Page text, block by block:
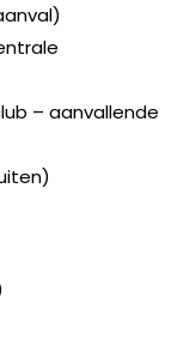
– aanvallende